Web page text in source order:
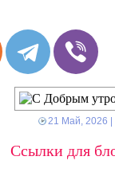
21 Май, 2026
Ссылки для